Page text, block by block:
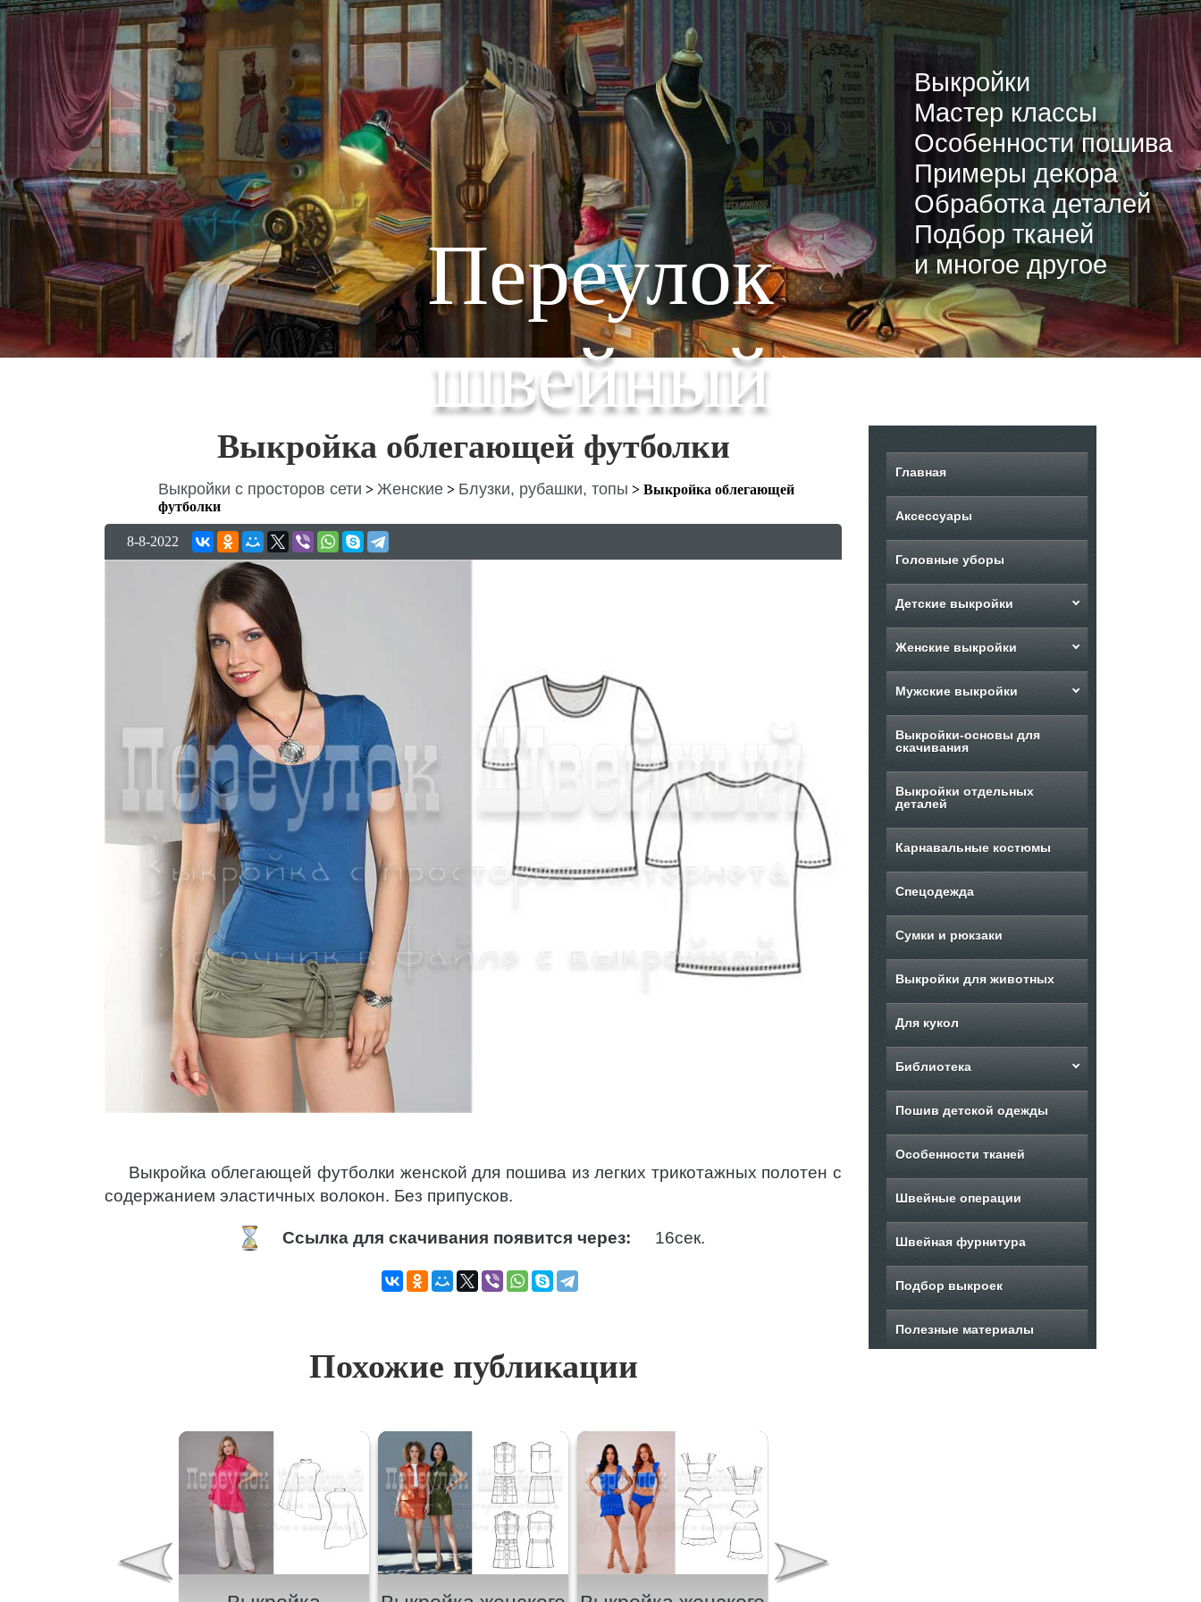
Переулок
швейный
Выкройки
Мастер классы
Особенности пошива
Примеры декора
Обработка деталей
Подбор тканей
и многое другое
Выкройка облегающей футболки
Выкройки с просторов сети > Женские > Блузки, рубашки, топы > Выкройка облегающей
футболки
8-8-2022
Выкройка облегающей футболки женской для пошива из легких трикотажных полотен с
содержанием эластичных волокон. Без припусков.
Ссылка для скачивания появится через: 15сек.
Похожие публикации
Главная
Аксессуары
Головные уборы
Детские выкройки
Женские выкройки
Мужские выкройки
Выкройки-основы для
скачивания
Выкройки отдельных
деталей
Карнавальные костюмы
Спецодежда
Сумки и рюкзаки
Выкройки для животных
Для кукол
Библиотека
Пошив детской одежды
Особенности тканей
Швейные операции
Швейная фурнитура
Подбор выкроек
Полезные материалы